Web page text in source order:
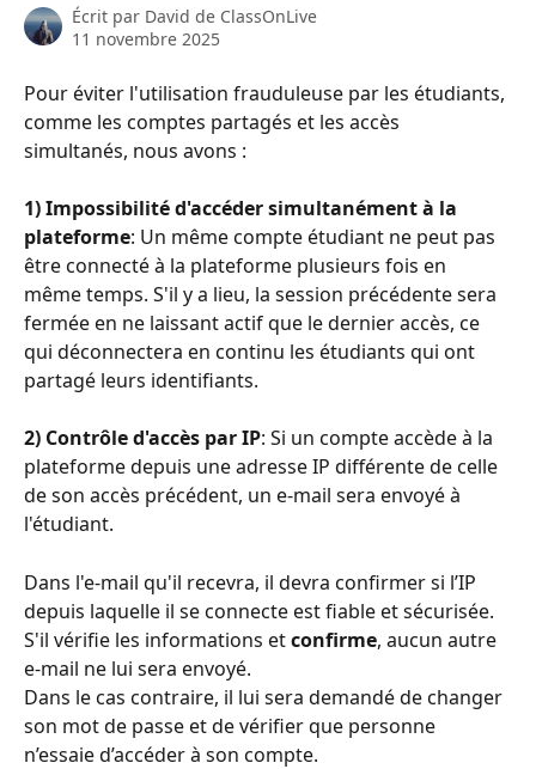
Écrit par David de ClassOnLive
11 novembre 2025
Pour éviter l'utilisation frauduleuse par les étudiants,
comme les comptes partagés et les accès
simultanés, nous avons :
1) Impossibilité d'accéder simultanément à la
plateforme: Un même compte étudiant ne peut pas
être connecté à la plateforme plusieurs fois en
même temps. S'il y a lieu, la session précédente sera
fermée en ne laissant actif que le dernier accès, ce
qui déconnectera en continu les étudiants qui ont
partagé leurs identifiants.
2) Contrôle d'accès par IP: Si un compte accède à la
plateforme depuis une adresse IP différente de celle
de son accès précédent, un e-mail sera envoyé à
l'étudiant.
Dans l'e-mail qu'il recevra, il devra confirmer si l’IP
depuis laquelle il se connecte est fiable et sécurisée.
S'il vérifie les informations et confirme, aucun autre
e-mail ne lui sera envoyé.
Dans le cas contraire, il lui sera demandé de changer
son mot de passe et de vérifier que personne
n’essaie d’accéder à son compte.